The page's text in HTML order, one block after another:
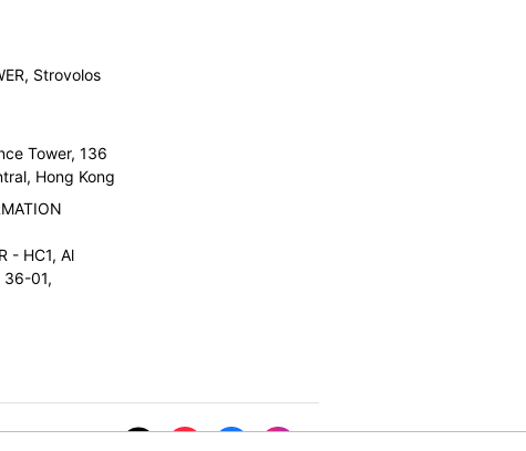
Strovolos
Tower, 136
Hong Kong
- HC1, Al
36-01,